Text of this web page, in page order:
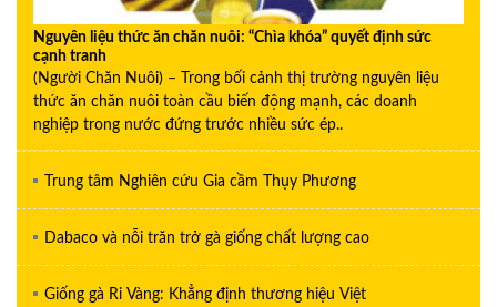
Nguyên liệu thức ăn chăn nuôi: “Chìa khóa” quyết định sức
cạnh tranh
(Người Chăn Nuôi) – Trong bối cảnh thị trường nguyên liệu
thức ăn chăn nuôi toàn cầu biến động mạnh, các doanh
nghiệp trong nước đứng trước nhiều sức ép..
Trung tâm Nghiên cứu Gia cầm Thụy Phương
Dabaco và nỗi trăn trở gà giống chất lượng cao
Giống gà Ri Vàng: Khẳng định thương hiệu Việt